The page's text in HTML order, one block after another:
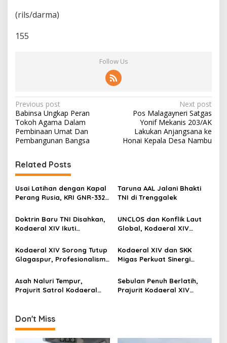
(rils/darma)
155
Follow Us
P
o
s
n
a
v
g
a
t
i
o
n
Previous post
Babinsa Ungkap Peran
Tokoh Agama Dalam
Pembinaan Umat Dan
Pembangunan Bangsa
Next post
Pos Malagayneri Satgas
Yonif Mekanis 203/AK
Lakukan Anjangsana ke
Honai Kepala Desa Nambu
Related Posts
Usai Latihan dengan Kapal
Perang Rusia, KRI GNR-332
Angkatan Laut Jepang
Taruna AAL Jalani Bhakti
TNI di Trenggalek
Doktrin Baru TNI Disahkan,
Kodaeral XIV Ikuti
Nusantara Secara Virtual
UNCLOS dan Konflik Laut
Global, Kodaeral XIV
Strategis Kemlu-TNI AL
Kodaeral XIV Sorong Tutup
Glagaspur, Profesionalisme
Diuji
Kodaeral XIV dan SKK
Migas Perkuat Sinergi
Papua-Maluku
Asah Naluri Tempur,
Prajurit Satrol Kodaeral
Sebulan Penuh Berlatih,
Prajurit Kodaeral XIV
Don't Miss